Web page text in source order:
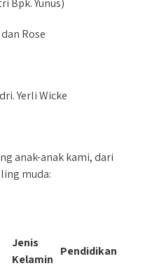
Bpk. Yunus)
Rose
Yerli Wicke
anak-anak kami, dari
muda:
Jenis
Kelamin
Pendidikan